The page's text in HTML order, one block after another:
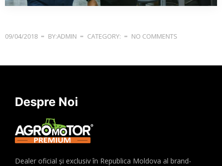
09/04/2018 BY:ADMIN CATEGORY: NO COMMENTS
Despre Noi
Dealer oficial și exclusiv în Republica Moldova al brand-